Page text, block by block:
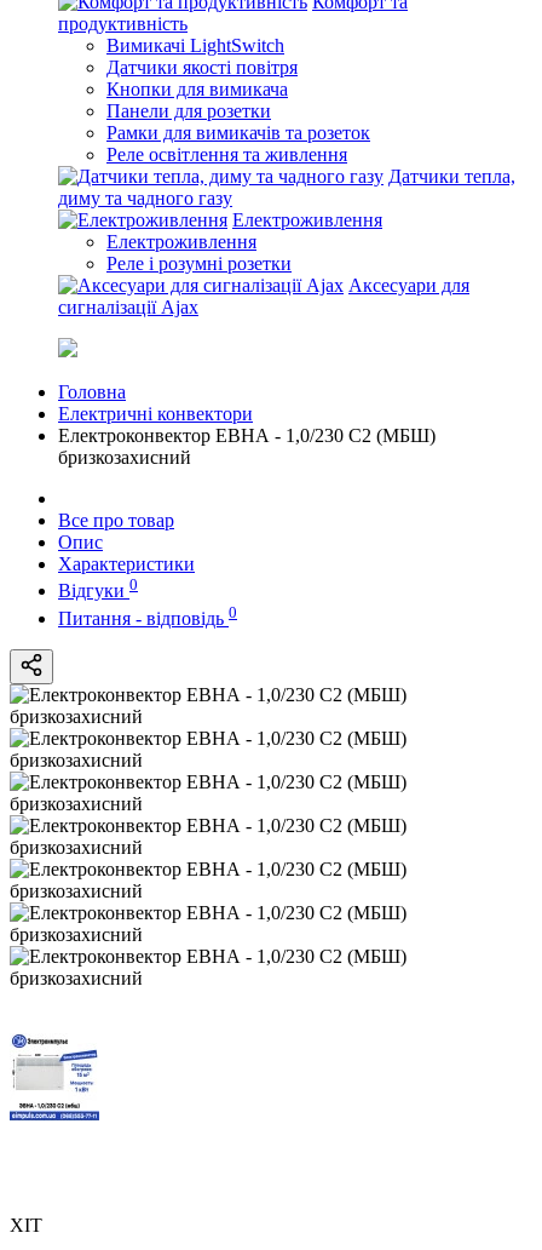
продуктивність
Вимикачі LightSwitch
Датчики якості повітря
Кнопки для вимикача
Панели для розетки
Рамки для вимикачів та розеток
Реле освітлення та живлення
Датчики тепла,
диму та чадного газу
Електроживлення
Електроживлення
Реле і розумні розетки
Аксесуари для
сигналізації Ajax
Головна
Електричні конвектори
Електроконвектор ЕВНА - 1,0/230 С2 (МБШ)
бризкозахисний
Все про товар
Опис
Характеристики
Відгуки 0
Питання - відповідь 0
ХІТ